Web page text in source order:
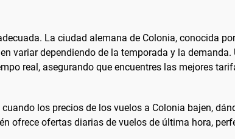
La ciudad alemana de Colonia, conocida
variar dependiendo de la temporada y la demanda.
real, asegurando que encuentres las mejores
los precios de los vuelos a Colonia bajen,
ofrece ofertas diarias de vuelos de última hora,